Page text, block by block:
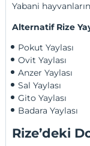
Yabani
Alternatif Rize
Pokut Yaylası
Ovit Yaylası
Anzer Yaylası
Sal Yaylası
Gito Yaylası
Badara Yaylası
Rize’deki